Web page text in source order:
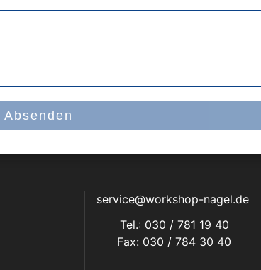
Absenden
service@workshop-nagel.de
Tel.: 030 / 781 19 40
Fax: 030 / 784 30 40